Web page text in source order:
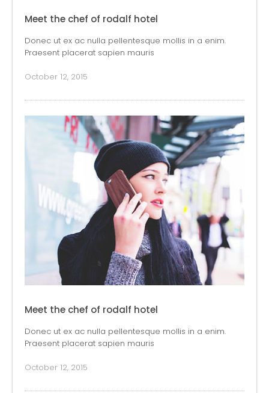
Meet the chef of rodalf hotel
Donec ut ex ac nulla pellentesque mollis in a enim.
Praesent placerat sapien mauris
October 12, 2015
Meet the chef of rodalf hotel
Donec ut ex ac nulla pellentesque mollis in a enim.
Praesent placerat sapien mauris
October 12, 2015